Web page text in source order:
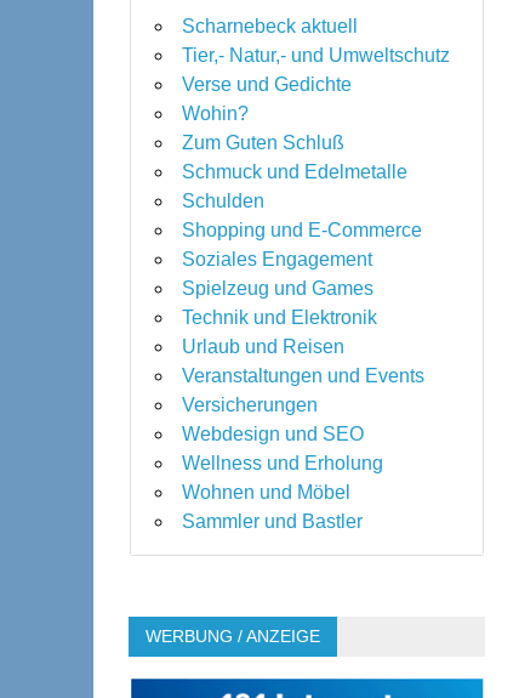
Scharnebeck aktuell
Tier,- Natur,- und Umweltschutz
Verse und Gedichte
Wohin?
Zum Guten Schluß
Schmuck und Edelmetalle
Schulden
Shopping und E-Commerce
Soziales Engagement
Spielzeug und Games
Technik und Elektronik
Urlaub und Reisen
Veranstaltungen und Events
Versicherungen
Webdesign und SEO
Wellness und Erholung
Wohnen und Möbel
Sammler und Bastler
WERBUNG / ANZEIGE